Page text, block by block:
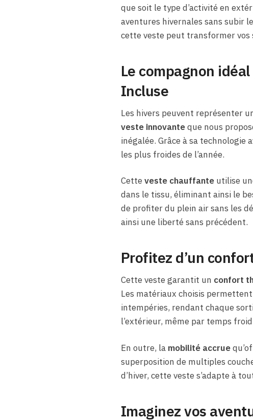
que soit le type d’activité en
aventures hivernales sans subir
cette veste peut transformer vos
Le compagnon
Incluse
Les hivers peuvent représenter
veste innovanteque nous
inégalée. Grâce à sa
les plus froides de l’année.
Cetteveste chauffanteutilise
dans le tissu, éliminant ainsi le
de profiter du plein air sans les
ainsi une liberté sans précédent.
Profitez d’un
Cette veste garantit un confort
Les matériaux choisis
intempéries, rendant chaque
l’extérieur, même par temps
En outre, la mobilité accrue
superposition de multiples
d’hiver, cette veste s’adapte à
Imaginez vos